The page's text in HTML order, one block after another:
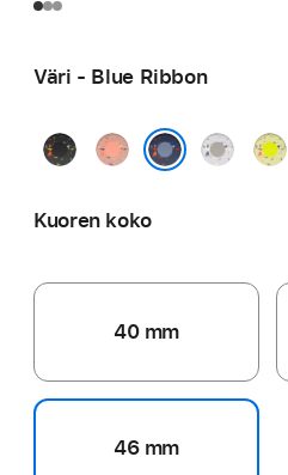
Väri - Blue Ribbon
MidnightAlpenglow VeiledVolt
Kuoren koko
40 mm
46 mm